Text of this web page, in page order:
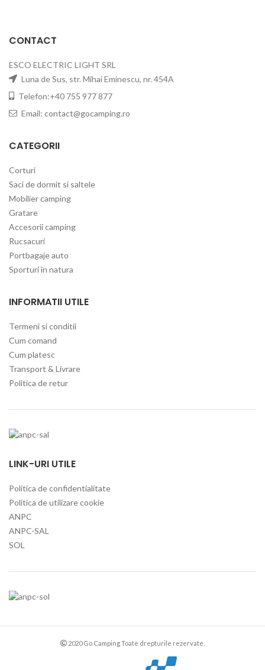
CONTACT
ESCO ELECTRIC LIGHT SRL
Luna de Sus, str. Mihai Eminescu, nr. 454A
Telefon:+40 755 977 877
Email: contact@gocamping.ro
CATEGORII
Corturi
Saci de dormit si saltele
Mobilier camping
Gratare
Accesorii camping
Rucsacuri
Portbagaje auto
Sporturi în natura
INFORMATII UTILE
Termeni si conditii
Cum comand
Cum platesc
Transport & Livrare
Politica de retur
LINK-URI UTILE
Politica de confidentialitate
Politica de utilizare cookie
ANPC
ANPC-SAL
SOL
2020 Go Camping Toate drepturile rezervate.